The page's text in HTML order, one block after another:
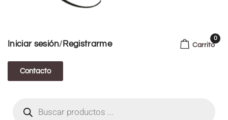
Iniciar sesión/ Registrarme
Contacto
Carrito
0